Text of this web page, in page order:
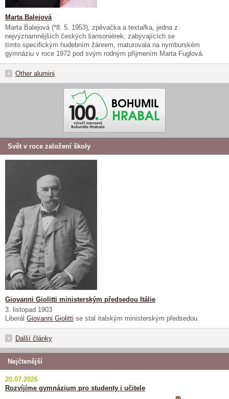
Marta Balejová
Marta Balejová (*8. 5. 1953), zpěvačka a textařka, jedna z
nejvýznamnějších českých šansoniérek, zabývajících se
tímto specifickým hudebním žánrem, maturovala na nymburském
gymnáziu v roce 1972 pod svým rodným příjmením Marta Fuglová.
Other alumini
Svět v roce založení školy
Giovanni Giolitti ministerským předsedou Itálie
3. listopad 1903
Liberál Giovanni Giolitti se stal italským ministerským předsedou.
Další články
Nejčtenější
20.07.2026
Rozvíjíme gymnázium pro studenty i učitele